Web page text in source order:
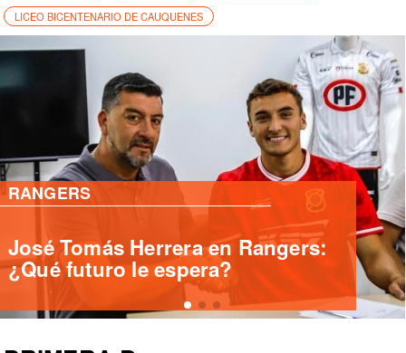
LICEO BICENTENARIO DE CAUQUENES
PRIMERA B
Deportes Santa Cruz ficha
delantero internacional Yashir
Islame Pinto